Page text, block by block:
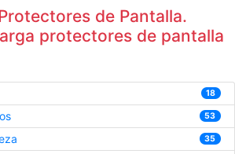
de Pantalla.
protectores de pantalla
18
53
35